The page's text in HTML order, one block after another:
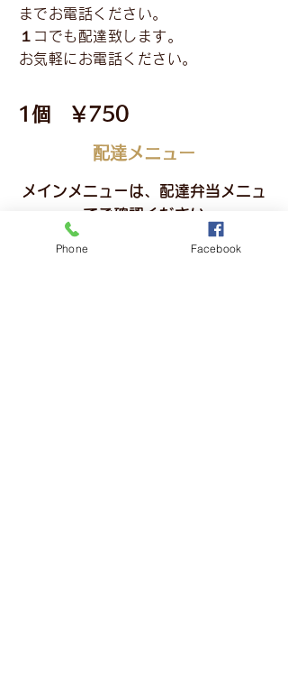
までお電話ください。
１コでも配達致します。
お気軽にお電話ください。
1個 ￥750​
配達メニュー
メインメニューは、配達弁当メニュ
ーでご確認ください。
Phone Facebook